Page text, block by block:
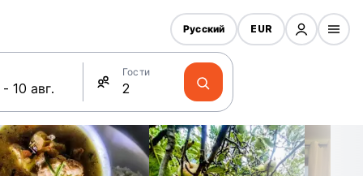
Гости
Русский EUR